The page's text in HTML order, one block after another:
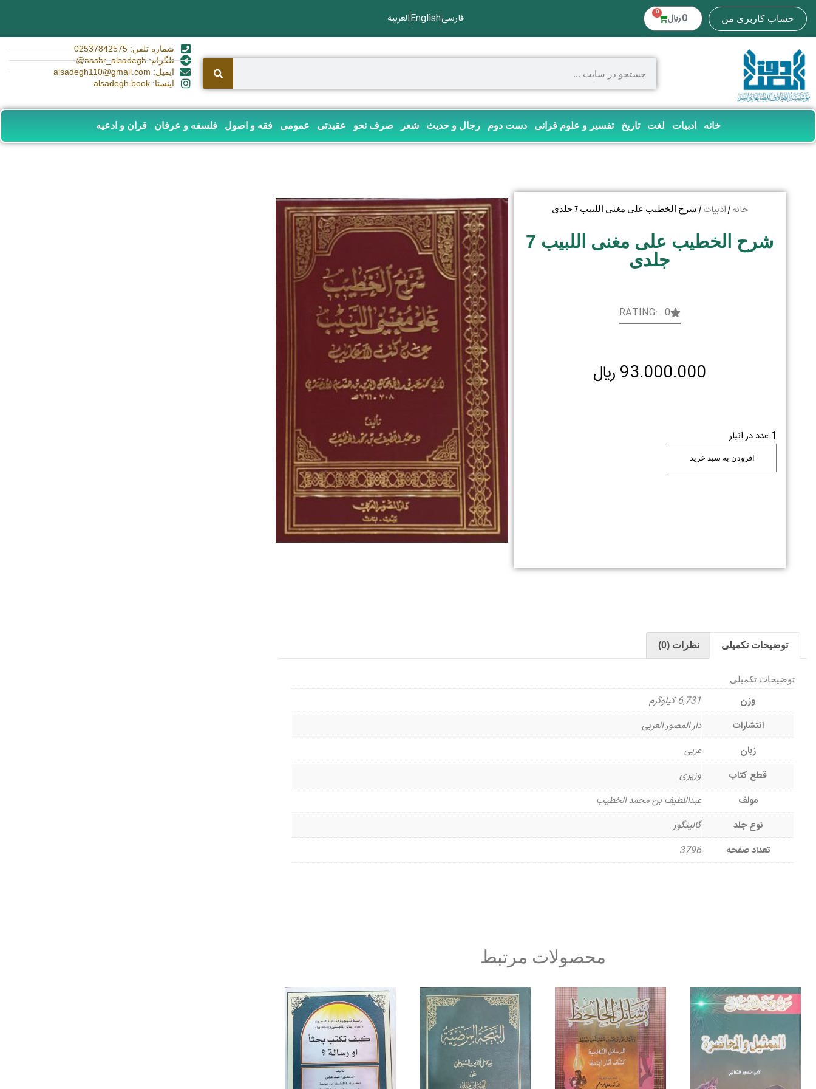
حساب کاربری من 0 ﷼ 0 فارسیEnglishالعربیه
شماره تلفن: 02537842575
تلگرام: nashr_alsadegh@
ایمیل: alsadegh110@gmail.com
اینستا: alsadegh.book
خانه ادبیات لغت تاریخ تفسیر و علوم قرانی دست دوم رجال و حدیث شعر صرف نحو عقیدتی عمومی فقه و اصول فلسفه و عرفان قران و ادعیه
خانه/ ادبیات/ شرح الخطیب علی مغنی اللبیب 7 جلدی
شرح الخطیب علی مغنی اللبیب 7
جلدی
RATING: 0
93.000.000 ﷼
1 عدد در انبار
افزودن به سبد خرید
توضیحات تکمیلی نظرات (0)
توضیحات تکمیلی
وزن
6,731 کیلوگرم
انتشارات
دار المصور العربی
زبان
عربی
قطع کتاب
وزیری
مولف
عبداللطیف بن محمد الخطیب
نوع جلد
گالینگور
تعداد صفحه
3796
محصولات مرتبط